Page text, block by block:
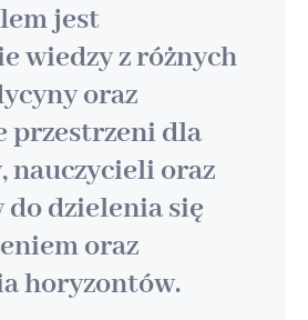
jest
wiedzy z różnych
oraz
przestrzeni dla
nauczycieli oraz
dzielenia się
oraz
horyzontów.